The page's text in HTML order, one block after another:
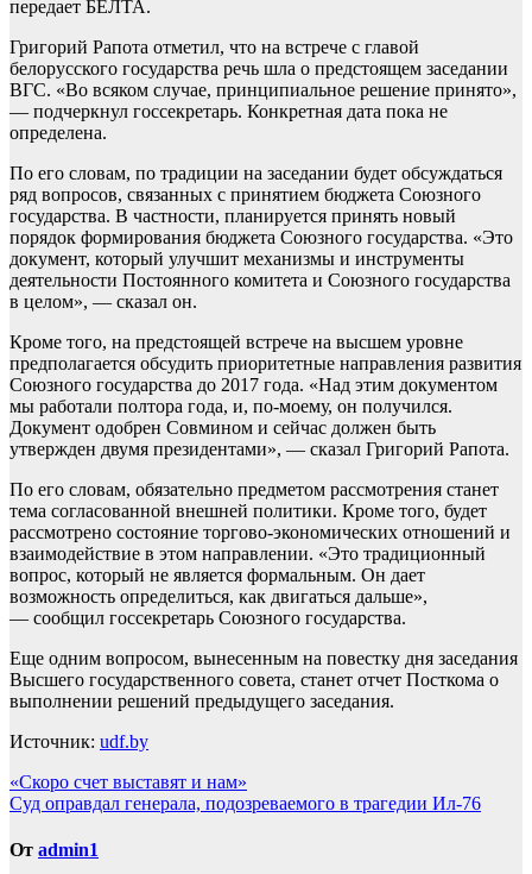
передает БЕЛТА.
Григорий Рапота отметил, что на встрече с главой
белорусского государства речь шла о предстоящем заседании
ВГС. «Во всяком случае, принципиальное решение принято»,
— подчеркнул госсекретарь. Конкретная дата пока не
определена.
По его словам, по традиции на заседании будет обсуждаться
ряд вопросов, связанных с принятием бюджета Союзного
государства. В частности, планируется принять новый
порядок формирования бюджета Союзного государства. «Это
документ, который улучшит механизмы и инструменты
деятельности Постоянного комитета и Союзного государства
в целом», — сказал он.
Кроме того, на предстоящей встрече на высшем уровне
предполагается обсудить приоритетные направления развития
Союзного государства до 2017 года. «Над этим документом
мы работали полтора года, и, по-моему, он получился.
Документ одобрен Совмином и сейчас должен быть
утвержден двумя президентами», — сказал Григорий Рапота.
По его словам, обязательно предметом рассмотрения станет
тема согласованной внешней политики. Кроме того, будет
рассмотрено состояние торгово-экономических отношений и
взаимодействие в этом направлении. «Это традиционный
вопрос, который не является формальным. Он дает
возможность определиться, как двигаться дальше»,
— сообщил госсекретарь Союзного государства.
Еще одним вопросом, вынесенным на повестку дня заседания
Высшего государственного совета, станет отчет Посткома о
выполнении решений предыдущего заседания.
Источник: udf.by
Навигация
по
записям
«Скоро счет выставят и нам»
Суд оправдал генерала, подозреваемого в трагедии Ил-76
От admin1